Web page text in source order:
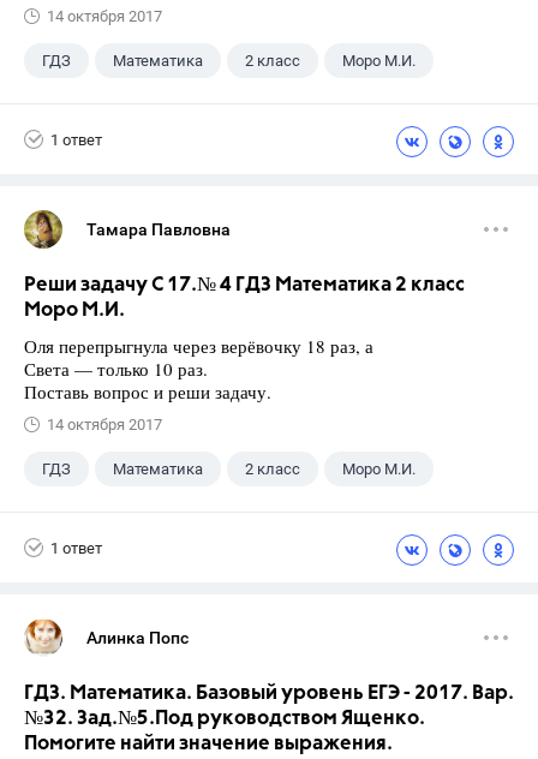
14 октября 2017
ГДЗ Математика 2 класс Моро М.И.
1 ответ
Тамара Павловна
Реши задачу С 17.№ 4 ГДЗ Математика 2 класс
Моро М.И.
Оля перепрыгнула через верёвочку 18 раз, а
Света — только 10 раз.
Поставь вопрос и реши задачу.
14 октября 2017
ГДЗ Математика 2 класс Моро М.И.
1 ответ
Алинка Попс
ГДЗ. Математика. Базовый уровень ЕГЭ - 2017. Вар.
№32. Зад.№5.Под руководством Ященко.
Помогите найти значение выражения.